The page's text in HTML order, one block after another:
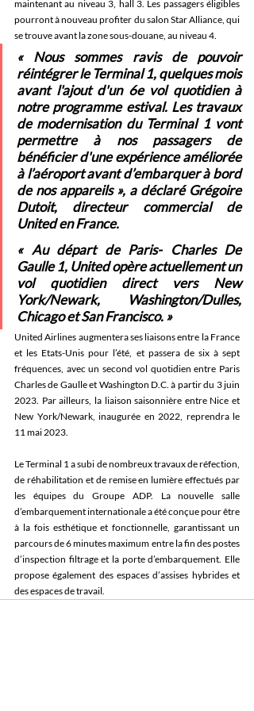
maintenant au niveau 3, hall 3. Les passagers éligibles
pourront à nouveau profiter du salon Star Alliance, qui
se trouve avant la zone sous-douane, au niveau 4.
« Nous sommes ravis de pouvoir
réintégrer le Terminal 1, quelques mois
avant l'ajout d'un 6e vol quotidien à
notre programme estival. Les travaux
de modernisation du Terminal 1 vont
permettre à nos passagers de
bénéficier d'une expérience améliorée
à l’aéroport avant d’embarquer à bord
de nos appareils », a déclaré Grégoire
Dutoit, directeur commercial de
United en France.
« Au départ de Paris- Charles De
Gaulle 1, United opère actuellement un
vol quotidien direct vers New
York/Newark, Washington/Dulles,
Chicago et San Francisco. »
United Airlines augmentera ses liaisons entre la France
et les Etats-Unis pour l’été, et passera de six à sept
fréquences, avec un second vol quotidien entre Paris
Charles de Gaulle et Washington D.C. à partir du 3 juin
2023. Par ailleurs, la liaison saisonnière entre Nice et
New York/Newark, inaugurée en 2022, reprendra le
11 mai 2023.
Le Terminal 1 a subi de nombreux travaux de réfection,
de réhabilitation et de remise en lumière effectués par
les équipes du Groupe ADP. La nouvelle salle
d’embarquement internationale a été conçue pour être
à la fois esthétique et fonctionnelle, garantissant un
parcours de 6 minutes maximum entre la fin des postes
d’inspection filtrage et la porte d’embarquement. Elle
propose également des espaces d’assises hybrides et
des espaces de travail.